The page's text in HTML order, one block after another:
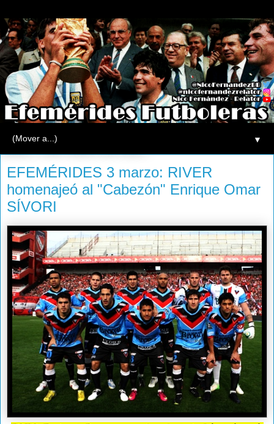
▼
lunes, 3 de marzo de 2014
EFEMÉRIDES 3 marzo: RIVER
homenajeó al "Cabezón" Enrique Omar
SÍVORI